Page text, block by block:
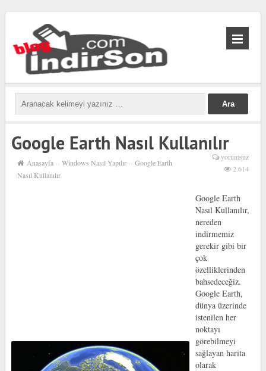
biabet
güncel
biabet
Google Earth Nasıl Kullanılır
Anasayfa ›› Windows Nasıl Yapılır ›› Google Earth
Nasıl Kullanılır
yorumsuz
2.614
Google Earth
Nasıl Kullanılır,
nereden
indirmemiz
gerekir gibi bir
çok
özelliklerinden
bahsedeceğiz.
Google Earth,
dünya üzerinde
istenilen her
noktayı
görebilmeyi
sağlayan harita
olarak